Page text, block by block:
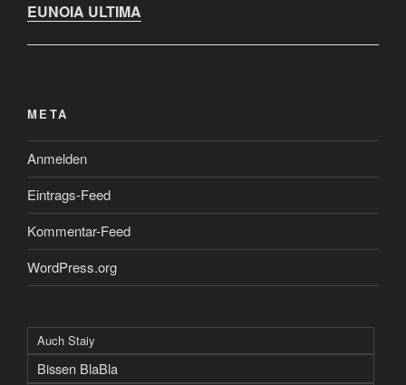
EUNOIA ULTIMA
META
Anmelden
Eintrags-Feed
Kommentar-Feed
WordPress.org
Auch Staiy
Bissen BlaBla